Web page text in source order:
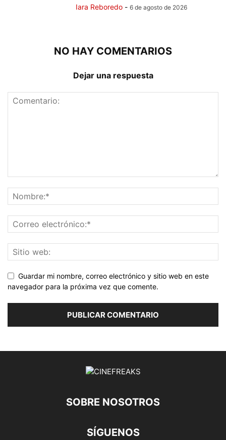
Iara Reboredo - 6 de agosto de 2026
NO HAY COMENTARIOS
Dejar una respuesta
Guardar mi nombre, correo electrónico y sitio web en este
navegador para la próxima vez que comente.
SOBRE NOSOTROS
SÍGUENOS